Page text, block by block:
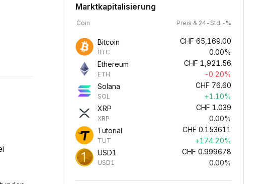
Marktkapitalisierung
Coin Preis & 24-Std.-%
Bitcoin
BTC
CHF 65,169.00
0.00%
Ethereum
ETH
CHF 1,921.56
-0.20%
Solana
SOL
CHF 76.60
+1.10%
XRP
XRP
CHF 1.039
0.00%
Tutorial
TUT
CHF 0.153611
+174.20%
USD1
USD1
CHF 0.999678
0.00%